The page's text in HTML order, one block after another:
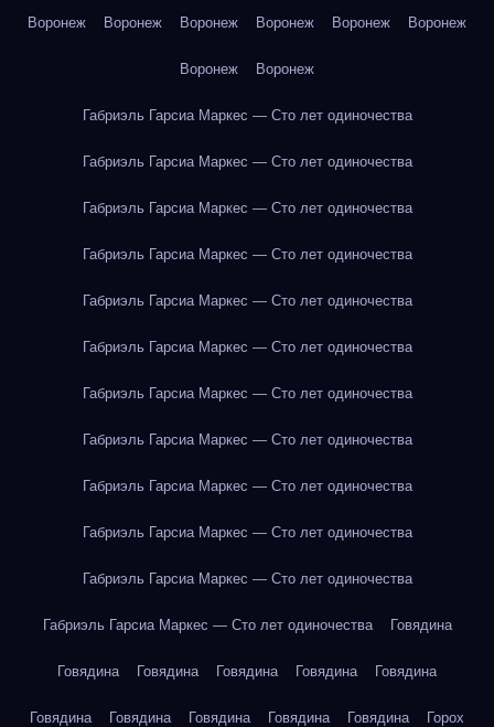
Воронеж Воронеж Воронеж Воронеж Воронеж Воронеж
Воронеж Воронеж
Габриэль Гарсиа Маркес — Сто лет одиночества
Габриэль Гарсиа Маркес — Сто лет одиночества
Габриэль Гарсиа Маркес — Сто лет одиночества
Габриэль Гарсиа Маркес — Сто лет одиночества
Габриэль Гарсиа Маркес — Сто лет одиночества
Габриэль Гарсиа Маркес — Сто лет одиночества
Габриэль Гарсиа Маркес — Сто лет одиночества
Габриэль Гарсиа Маркес — Сто лет одиночества
Габриэль Гарсиа Маркес — Сто лет одиночества
Габриэль Гарсиа Маркес — Сто лет одиночества
Габриэль Гарсиа Маркес — Сто лет одиночества
Габриэль Гарсиа Маркес — Сто лет одиночества Говядина
Говядина Говядина Говядина Говядина Говядина
Говядина Говядина Говядина Говядина Говядина Горох